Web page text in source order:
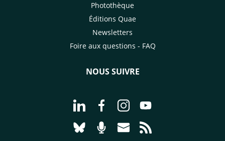
Photothèque
Éditions Quae
Newsletters
Foire aux questions - FAQ
NOUS SUIVRE
Aller à la page Nous suivre sur
Aller à la page Nous suivre sur
Aller à la page Nous
Aller à la page
Aller à la page Nous suivre sur
Aller à la page Nourrir le
Aller à la page Nous